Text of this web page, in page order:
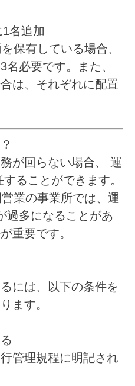
名追加
保有している場合、
必要です。また、
は、それぞれに配置
が回らない場合、 運
することができます。
業の事業所では、運
過多になることがあ
重要です。
には、以下の条件を
ます。
管理規程に明記され